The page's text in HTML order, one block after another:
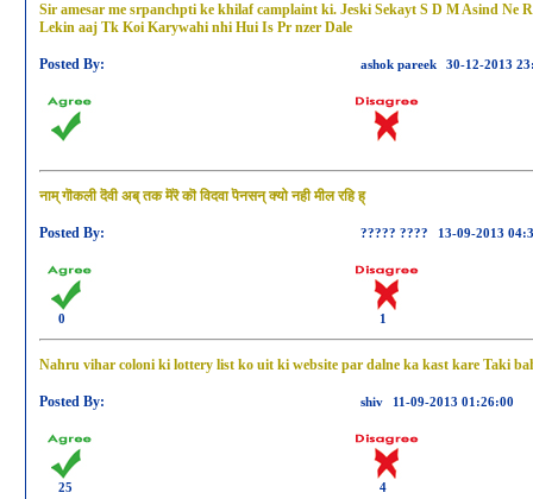
Sir amesar me srpanchpti ke khilaf camplaint ki. Jeski Sekayt S D M Asind Ne
Lekin aaj Tk Koi Karywahi nhi Hui Is Pr nzer Dale
Posted By: ashok pareek 30-12-2013
नाम् गॊकली दॆवी अब् तक मॆरॆ कॊ विदवा पॆनसन् क्यो नही मील रहि ह्
Posted By: ????? ???? 13-09-2013
0 1
Nahru vihar coloni ki lottery list ko uit ki website par dalne ka kast kare Taki
Posted By: shiv 11-09-2013 01:26:00
25 4